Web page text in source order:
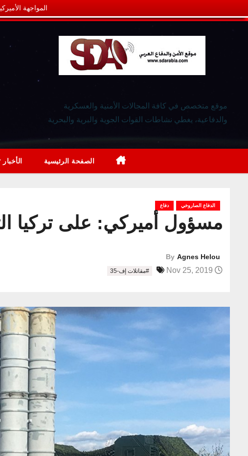
المواجهة
موقع متخصص في كافة المجالات الأمنية والعسكرية
والدفاعية، يغطي نشاطات القوات الجوية والبرية والبحرية
الصفحة الرئيسية الأخبار
الدفاع الصاروخي دفاع
مسؤول أميركي: على تركيا
By Agnes Helou
#مقاتلات إف-35